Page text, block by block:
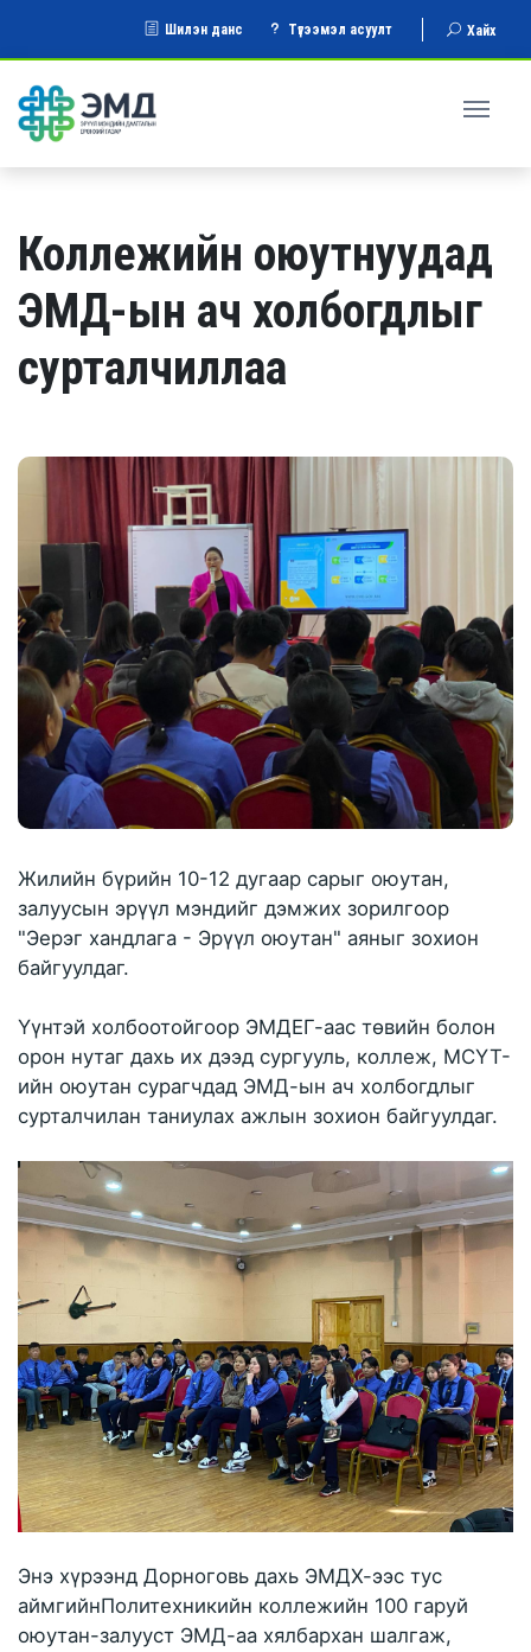
Шилэн данс Түгээмэл асуулт Хайх
Коллежийн оюутнуудад
ЭМД-ын ач холбогдлыг
сурталчиллаа
Жилийн бүрийн 10-12 дугаар сарыг оюутан,
залуусын эрүүл мэндийг дэмжих зорилгоор
"Эерэг хандлага - Эрүүл оюутан" аяныг зохион
байгуулдаг.
Үүнтэй холбоотойгоор ЭМДЕГ-аас төвийн болон
орон нутаг дахь их дээд сургууль, коллеж, МСҮТ-
ийн оюутан сурагчдад ЭМД-ын ач холбогдлыг
сурталчилан таниулах ажлын зохион байгуулдаг.
Энэ хүрээнд Дорноговь дахь ЭМДХ-ээс тус
аймгийнПолитехникийн коллежийн 100 гаруй
оюутан-залууст ЭМД-аа хялбархан шалгаж,